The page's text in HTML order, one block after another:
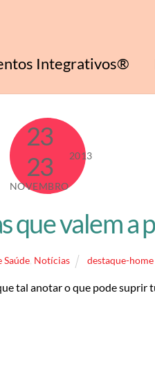
Integrativos®
23
23
NOVEMBRO
2013
que valem a
Saúde Notícias destaque-home
tal anotar o que pode suprir